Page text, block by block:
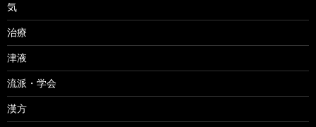
気
治療
津液
流派・学会
漢方